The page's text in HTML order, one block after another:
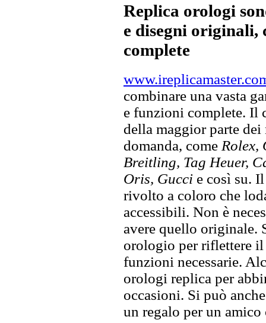
Replica orologi
e disegni originali,
complete
combinare una vasta
e funzioni complete. Il
della maggior parte
domanda, come Rolex,
Breitling, Tag Heuer,
Oris, Gucci e così su.
rivolto a coloro che
accessibili. Non è
avere quello originale.
orologio per riflettere
funzioni necessarie.
orologi replica per
occasioni. Si può
un regalo per un amico